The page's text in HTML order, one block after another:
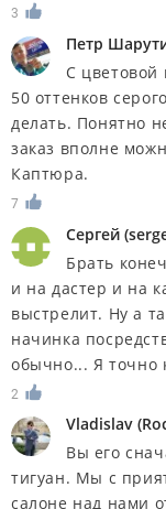
3
Петр
С
50 оттенков
делать. Понятно
заказ вполне
Каптюра.
7
Сергей (
Брать
и на дастер и на
выстрелит. Ну а
начинка
обычно... Я точно
2
Vladislav (
Вы его
тигуан. Мы с
салоне над нами